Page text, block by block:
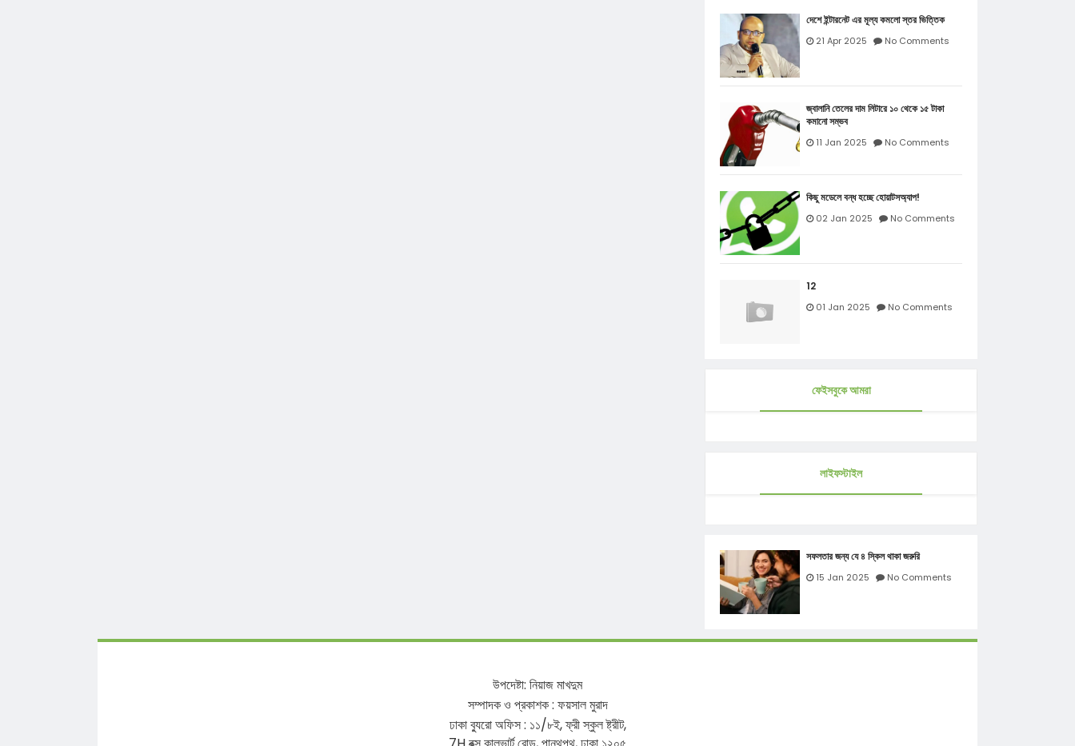
দেশে ইন্টারনেট এর মূল্য কমলো স্তর ভিত্তিক
21 Apr 2025 No Comments
জ্বালানি তেলের দাম লিটারে ১০ থেকে ১৫ টাকা
কমানো সম্ভব
11 Jan 2025 No Comments
কিছু মডেলে বন্ধ হচ্ছে হোয়াটসঅ্যাপ!
02 Jan 2025 No Comments
12
01 Jan 2025 No Comments
ফেইসবুকে আমরা
লাইফস্টাইল
সফলতার জন্য যে ৪ স্কিল থাকা জরুরি
15 Jan 2025 No Comments
উপদেষ্টা: নিয়াজমাখদুম
সম্পাদকও প্রকাশক: ফয়সালমুরাদ
ঢাকাব্যুরোঅফিস: ১১/৮ই,ফ্রীস্কুলষ্ট্রীট,